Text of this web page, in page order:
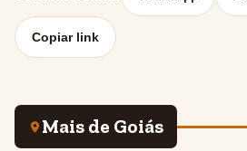
Copiar link
Mais de Goiás